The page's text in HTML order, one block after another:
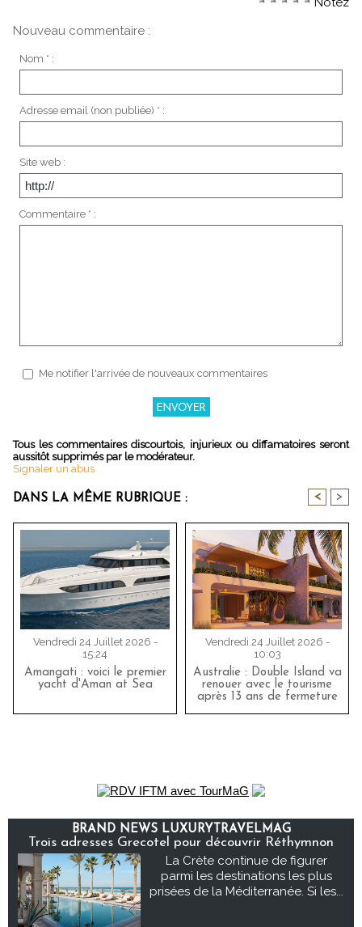
Nouveau commentaire :
Nom * :
Adresse email (non publiée) * :
Site web :
Commentaire * :
Me notifier l'arrivée de nouveaux commentaires
Tous les commentaires discourtois, injurieux ou diffamatoires seront
aussitôt supprimés par le modérateur.
Signaler un abus
DANS LA MÊME RUBRIQUE : < >
Vendredi 24 Juillet 2026 -
15:24
Amangati : voici le premier
yacht d'Aman at Sea
Vendredi 24 Juillet 2026 -
10:03
Australie : Double Island va
renouer avec le tourisme
après 13 ans de fermeture
BRAND NEWS LUXURYTRAVELMAG
Trois adresses Grecotel pour découvrir Réthymnon
La Crète continue de figurer
parmi les destinations les plus
prisées de la Méditerranée. Si les...